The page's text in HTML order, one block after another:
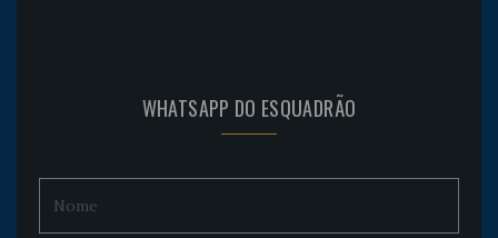
WHATSAPP DO ESQUADRÃO